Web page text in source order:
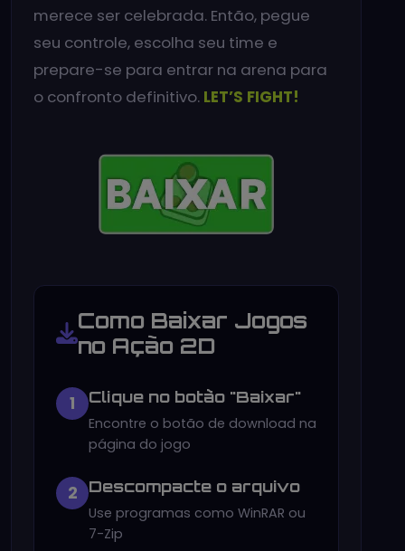
merece ser celebrada. Então, pegue
seu controle, escolha seu time e
prepare-se para entrar na arena para
o confronto definitivo. LET’S FIGHT!
Como Baixar Jogos
no Ação 2D
1 Clique no botão "Baixar"
Encontre o botão de download na
página do jogo
2 Descompacte o arquivo
Use programas como WinRAR ou
7-Zip